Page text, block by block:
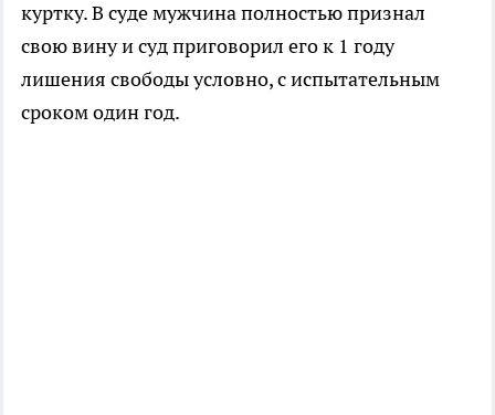
куртку. В суде мужчина полностью признал
свою вину и суд приговорил его к 1 году
лишения свободы условно, с испытательным
сроком один год.